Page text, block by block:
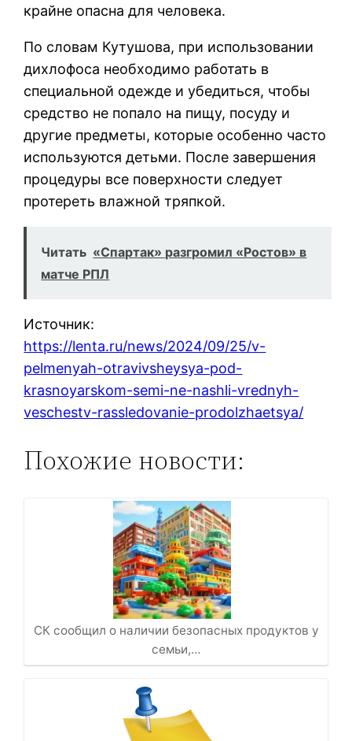
крайне опасна для человека.
По словам Кутушова, при использовании
дихлофоса необходимо работать в
специальной одежде и убедиться, чтобы
средство не попало на пищу, посуду и
другие предметы, которые особенно часто
используются детьми. После завершения
процедуры все поверхности следует
протереть влажной тряпкой.
Читать «Спартак» разгромил «Ростов» в
матче РПЛ
Источник:
https://lenta.ru/news/2024/09/25/v-
pelmenyah-otravivsheysya-pod-
krasnoyarskom-semi-ne-nashli-vrednyh-
veschestv-rassledovanie-prodolzhaetsya/
Похожие новости:
СК сообщил о наличии безопасных продуктов у
семьи,…